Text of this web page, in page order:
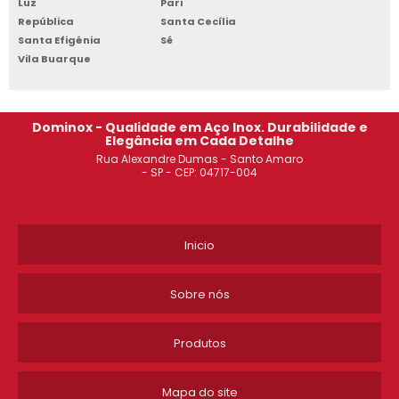
COMPRAR ESTANTE DE AÇO SÃO JOSÉ DOS CAMPOS
VENDA DE ESTANTE DE AÇO
ARMÁRIO DE AÇO 2 PORTAS JABAQUARA
ARMÁRIO DE AÇO 8 PORTAS ITAIM PAULISTA
ROUPEIRO DE AÇO PARA ALOJAMENTO ITAIM PAULISTA
ESTANTE DE AÇO PARA ESCRITÓRIO SACOMÃ
República
Santa Cecília
Santa Efigênia
Sé
Vila Buarque
Dominox - Qualidade em Aço Inox. Durabilidade e
Elegância em Cada Detalhe
Rua Alexandre Dumas - Santo Amaro
- SP - CEP: 04717-004
Inicio
Sobre nós
Produtos
Mapa do site